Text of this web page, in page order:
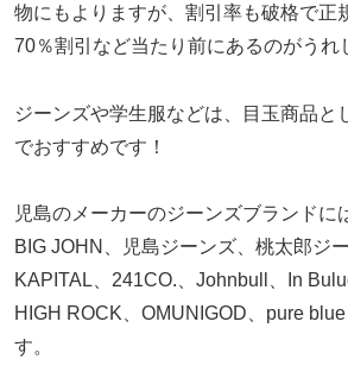
物にもよりますが、割引率も破格で正
70％割引など当たり前にあるのがうれ
ジーンズや学生服などは、目玉商品と
でおすすめです！
児島のメーカーのジーンズブランドに
BIG JOHN、児島ジーンズ、桃太郎ジ
KAPITAL、241CO.、Johnbull、In
HIGH ROCK、OMUNIGOD、pure
す。